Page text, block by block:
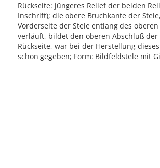
Rückseite: jüngeres Relief der beiden
Inschrift); die obere Bruchkante der
Vorderseite der Stele entlang des
verläuft, bildet den oberen Abschluß der
Rückseite, war bei der Herstellung
schon gegeben; Form: Bildfeldstele mit